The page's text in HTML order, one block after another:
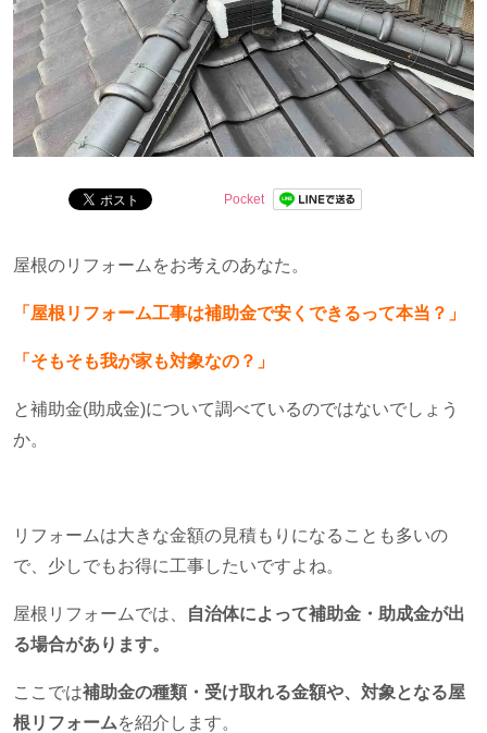
Pocket
屋根のリフォームをお考えのあなた。
「屋根リフォーム工事は補助金で安くできるって本当？」
「そもそも我が家も対象なの？」
と補助金(助成金)について調べているのではないでしょう
か。
リフォームは大きな金額の見積もりになることも多いの
で、少しでもお得に工事したいですよね。
屋根リフォームでは、
自治体によって補助金・助成金が出
る場合があります。
ここでは補助金の種類・受け取れる金額や、対象となる屋
根リフォームを紹介します。